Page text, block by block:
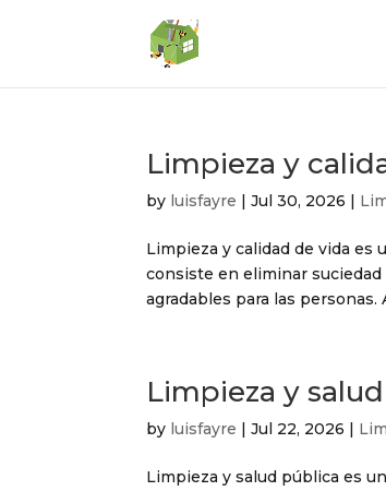
Limpieza y
by luisfayre |Jul 30, 2026 |
Limpieza y calidad de vida es
consiste en eliminar
agradables para las
Limpieza y
by luisfayre |Jul 22, 2026 |
Limpieza y salud pública es